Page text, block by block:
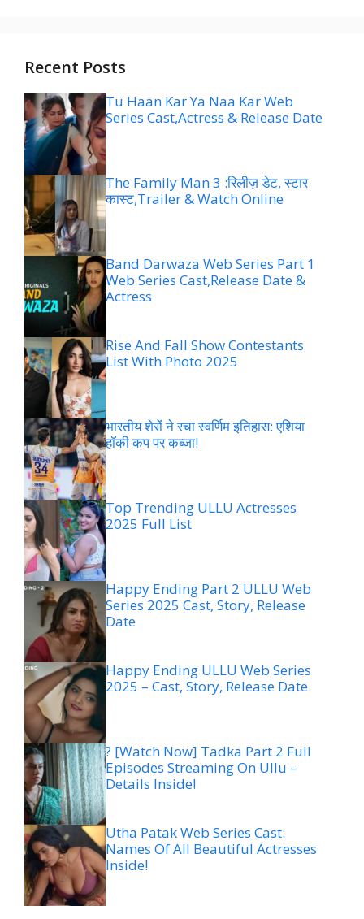
Recent Posts
Tu Haan Kar Ya Naa Kar Web
Series Cast,Actress & Release Date
The Family Man 3 :रिलीज़ डेट, स्टार
कास्ट,Trailer & Watch Online
Band Darwaza Web Series Part 1
Web Series Cast,Release Date &
Actress
Rise And Fall Show Contestants
List With Photo 2025
भारतीय शेरों ने रचा स्वर्णिम इतिहास: एशिया
हॉकी कप पर कब्जा!
Top Trending ULLU Actresses
2025 Full List
Happy Ending Part 2 ULLU Web
Series 2025 Cast, Story, Release
Date
Happy Ending ULLU Web Series
2025 – Cast, Story, Release Date
? [Watch Now] Tadka Part 2 Full
Episodes Streaming On Ullu –
Details Inside!
Utha Patak Web Series Cast:
Names Of All Beautiful Actresses
Inside!